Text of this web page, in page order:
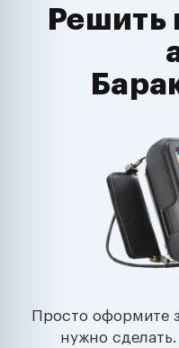
Решить
Просто оформите
нужно